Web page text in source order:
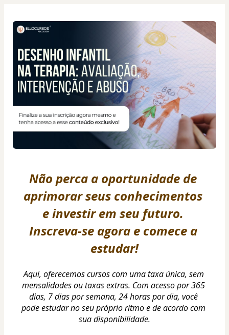
Não perca a oportunidade de
aprimorar seus conhecimentos
e investir em seu futuro.
Inscreva-se agora e comece a
estudar!
Aqui, oferecemos cursos com uma taxa única, sem
mensalidades ou taxas extras. Com acesso por 365
dias, 7 dias por semana, 24 horas por dia, você
pode estudar no seu próprio ritmo e de acordo com
sua disponibilidade.